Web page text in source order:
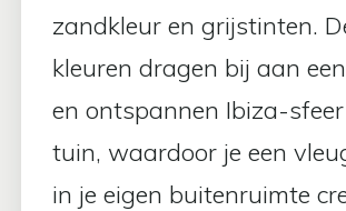
zandkleur en grijstinten.
kleuren dragen bij aan
en ontspannen Ibiza-
tuin, waardoor je een
in je eigen buitenruimte